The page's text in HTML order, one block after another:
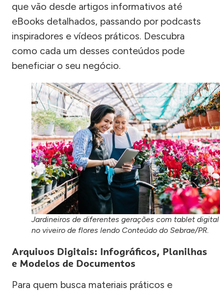
que vão desde artigos informativos até
eBooks detalhados, passando por podcasts
inspiradores e vídeos práticos. Descubra
como cada um desses conteúdos pode
beneficiar o seu negócio.
Jardineiros de diferentes gerações com tablet digital
no viveiro de flores lendo Conteúdo do Sebrae/PR.
Arquivos Digitais: Infográficos, Planilhas
e Modelos de Documentos
Para quem busca materiais práticos e